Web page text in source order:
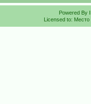
Powered By
Licensed to: